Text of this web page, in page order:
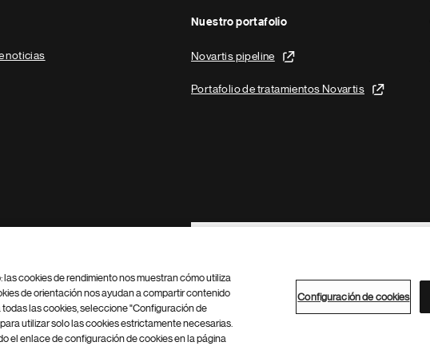
noticias
Nuestro portafolio
Novartis pipeline
Portafolio de tratamientos Novartis
Footer Site Search
Configuración de cookies Mapa del sitio
cookies de rendimiento nos muestran cómo utiliza
de orientación nos ayudan a compartir contenido
las cookies, seleccione "Configuración de
utilizar solo las cookies estrictamente necesarias.
el enlace de configuración de cookies en la página
Configuración de cookies